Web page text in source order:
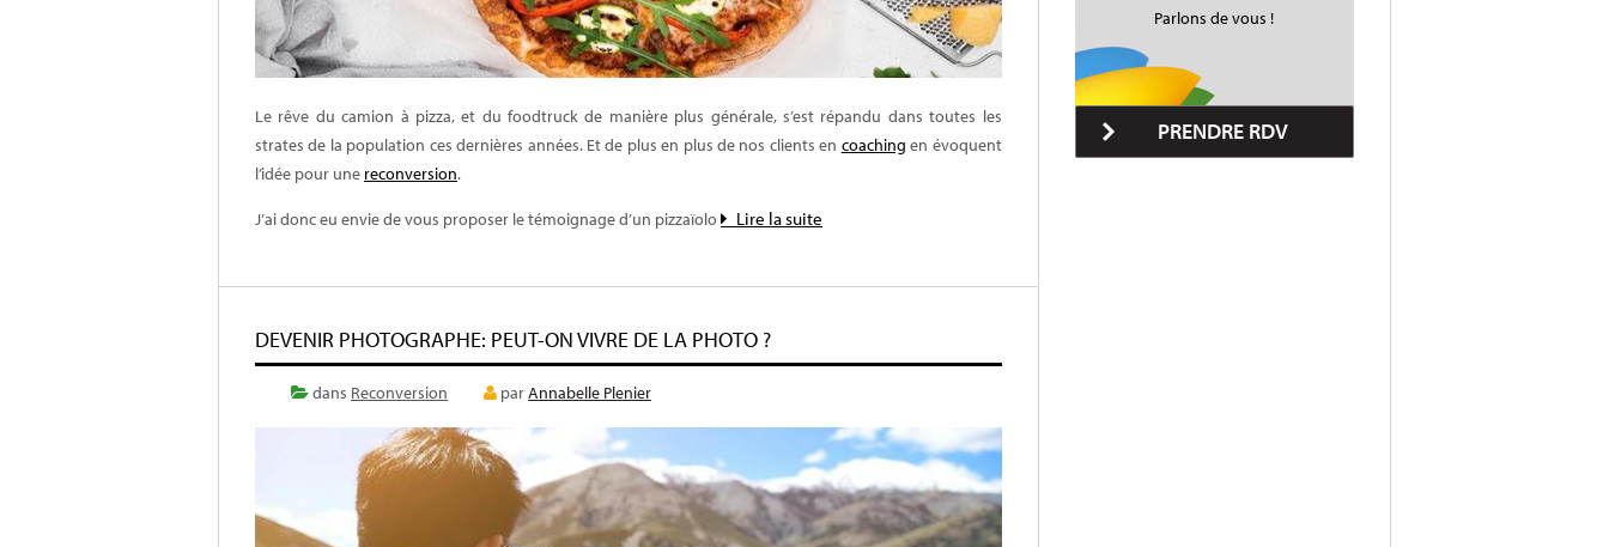
Le rêve du camion à pizza, et du foodtruck de manière plus générale, s’est répandu dans toutes les
strates de la population ces dernières années. Et de plus en plus de nos clients en coaching en évoquent
l’idée pour une reconversion.
J’ai donc eu envie de vous proposer le témoignage d’un pizzaïolo Lire la suite
DEVENIR PHOTOGRAPHE: PEUT-ON VIVRE DE LA PHOTO ?
dans Reconversion parAnnabelle Plenier
Parlons de vous !
PRENDRE RDV